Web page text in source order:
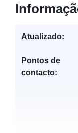
Atualizado:
Pontos de
contacto: